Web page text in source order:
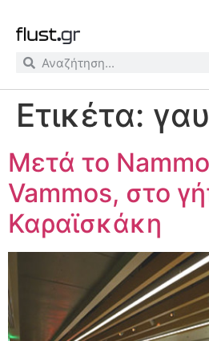
Ετικέτα:
Μετά το
Vammos, στο
Καραϊσκάκη